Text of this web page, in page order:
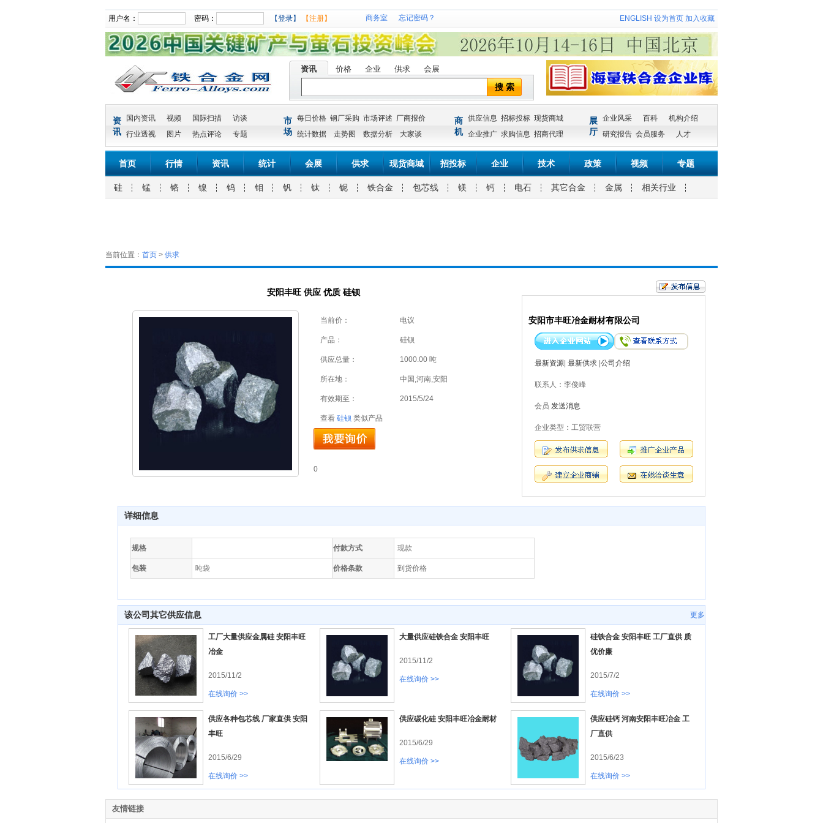
用户名： 密码： 【登录】 【注册】 商务室 忘记密码？ ENGLISH 设为首页 加入收藏
资讯 价格 企业 供求 会展
搜 索
资
讯
国内资讯 视频 国际扫描
访谈
行业透视
图片 热点评论 专题
市
场
每日价格 钢厂采购 市场评述 厂商报价
统计数据
走势图 数据分析 大家谈
商
机
供应信息 招标投标 现货商城
企业推广 求购信息 招商代理
展
厅
企业风采 百科
机构介绍
研究报告 会员服务 人才
首页 行情 资讯 统计 会展 供求 现货商城 招投标 企业 技术 政策 视频 专题
硅 锰 铬 镍 钨 钼 钒 钛 铌 铁合金 包芯线 镁 钙 电石 其它合金 金属 相关行业
当前位置： 首页 > 供求
安阳丰旺 供应 优质 硅钡
当前价： 电议
产品： 硅钡
供应总量： 1000.00 吨
所在地： 中国,河南,安阳
有效期至： 2015/5/24
查看 硅钡 类似产品
0
安阳市丰旺冶金耐材有限公司
最新资源 最新供求 公司介绍
联系人：李俊峰
会员 发送消息
企业类型：工贸联营
详细信息
规格 付款方式 现款
包装 吨袋 价格条款 到货价格
该公司其它供应信息 更多
工厂大量供应金属硅 安阳丰旺
冶金
2015/11/2
在线询价 >>
大量供应硅铁合金 安阳丰旺
2015/11/2
在线询价 >>
硅铁合金 安阳丰旺 工厂直供 质
优价廉
2015/7/2
在线询价 >>
供应各种包芯线 厂家直供 安阳
丰旺
2015/6/29
在线询价 >>
供应碳化硅 安阳丰旺冶金耐材
2015/6/29
在线询价 >>
供应硅钙 河南安阳丰旺冶金 工
厂直供
2015/6/23
在线询价 >>
友情链接